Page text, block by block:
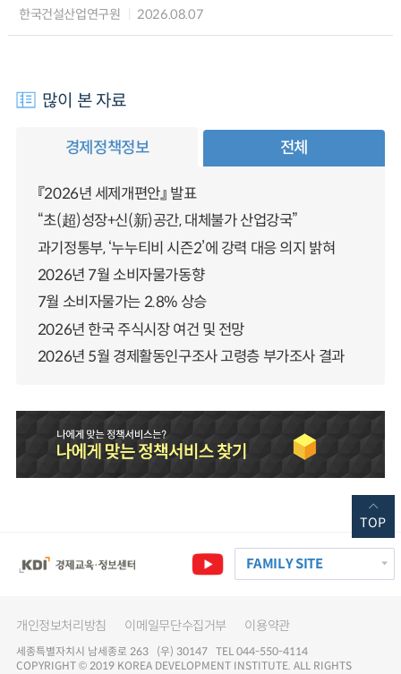
한국건설산업연구원 2026.08.07
많이 본 자료
경제정책정보 전체
『2026년 세제개편안』 발표
“초(超)성장+신(新)공간, 대체불가 산업강국”
과기정통부, ‘누누티비 시즌2’에 강력 대응 의지 밝혀
2026년 7월 소비자물가동향
7월 소비자물가는 2.8% 상승
2026년 한국 주식시장 여건 및 전망
2026년 5월 경제활동인구조사 고령층 부가조사 결과
FAMILY SITE
개인정보처리방침 이메일무단수집거부 이용약관
세종특별자치시 남세종로 263 (우) 30147 TEL 044-550-4114
COPYRIGHT © 2019 KOREA DEVELOPMENT INSTITUTE. ALL RIGHTS
TOP